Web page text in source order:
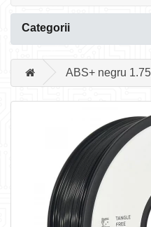
Categorii
ABS+ negru